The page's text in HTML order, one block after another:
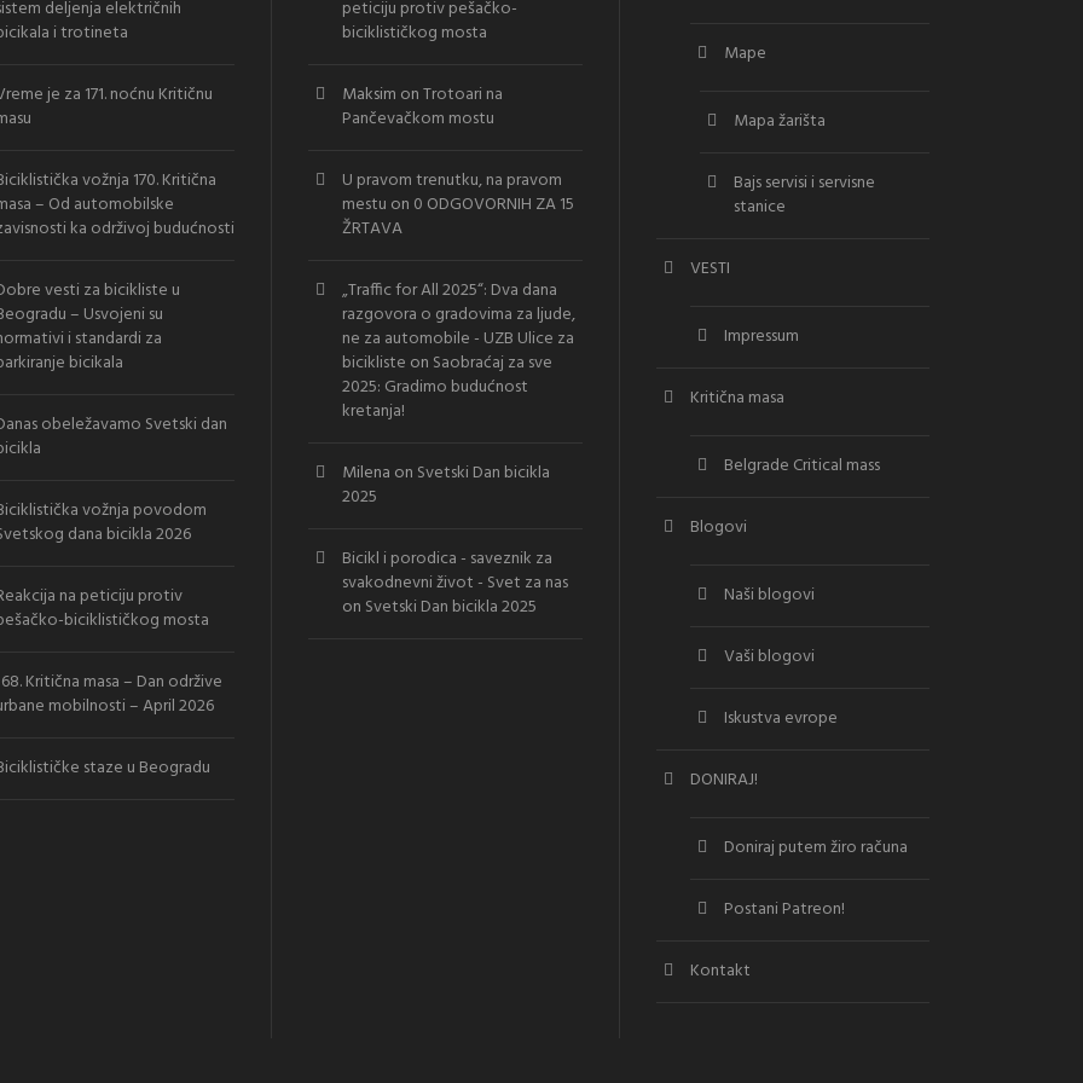
deljenja električnih
i trotineta
je za 171. noćnu Kritičnu
vožnja 170. Kritična
– Od automobilske
ka održivoj budućnosti
vesti za bicikliste u
– Usvojeni su
i standardi za
bicikala
obeležavamo Svetski dan
vožnja povodom
dana bicikla 2026
na peticiju protiv
biciklističkog mosta
Kritična masa – Dan održive
mobilnosti – April 2026
staze u Beogradu
peticiju protiv pešačko-
biciklističkog mosta
Maksim onTrotoari na
Pančevačkom mostu
U pravom trenutku, na pravom
mestu on 0 ODGOVORNIH ZA 15
ŽRTAVA
„Traffic for All 2025“: Dva dana
razgovora o gradovima za ljude,
ne za automobile - UZB Ulice za
bicikliste on Saobraćaj za sve
2025: Gradimo budućnost
kretanja!
Milena on Svetski Dan bicikla
2025
Bicikl i porodica - saveznik za
svakodnevni život - Svet za nas
on Svetski Dan bicikla 2025
Mape
Mapa žarišta
Bajs servisi i servisne
stanice
VESTI
Impressum
Kritična masa
Belgrade Critical mass
Blogovi
Naši blogovi
Vaši blogovi
Iskustva evrope
DONIRAJ!
Doniraj putem žiro računa
Postani Patreon!
Kontakt